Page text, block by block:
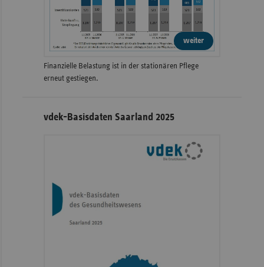
weiter
Finanzielle Belastung ist in der stationären Pflege
erneut gestiegen.
vdek-Basisdaten Saarland 2025